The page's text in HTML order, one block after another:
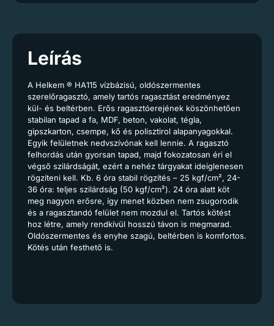
Leírás
A Helkem ® HA115 vízbázisú, oldószermentes
szerelőragasztó, amely tartós ragasztást eredményez
kül- és beltérben. Erős ragasztóerejének köszönhetően
stabilan tapad a fa, MDF, beton, vakolat, tégla,
gipszkarton, csempe, kő és polisztirol alapanyagokkal.
Egyik felületnek nedvszívónak kell lennie. A ragasztó
felhordás után gyorsan tapad, majd fokozatosan éri el
végső szilárdságát, ezért a nehéz tárgyakat ideiglenesen
rögzíteni kell. Kb. 6 óra stabil rögzítés – 25 kgf/cm², 24-
36 óra: teljes szilárdság (50 kgf/cm²). 24 óra alatt köt
meg nagyon erősre, így menet közben nem zsugorodik
és a ragasztandó felület nem mozdul el. Tartós kötést
hoz létre, amely rendkívül hosszú távon is megmarad.
Oldószermentes és enyhe szagú, beltérben is komfortos.
Kötés után festhető is.